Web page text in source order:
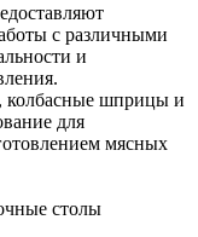
с различными
и
шприцы и
для
мясных
столы